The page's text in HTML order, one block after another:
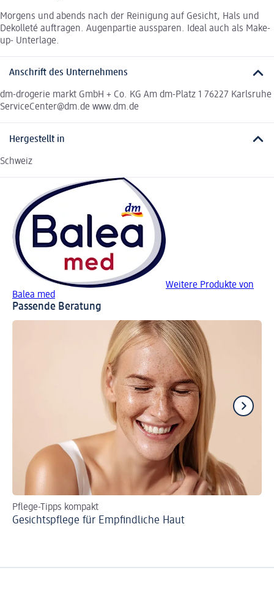
Morgens und abends nach der Reinigung auf Gesicht, Hals und
Dekolleté auftragen. Augenpartie aussparen. Ideal auch als Make-
up- Unterlage.
Anschrift des Unternehmens
dm-drogerie markt GmbH + Co. KG Am dm-Platz 1 76227 Karlsruhe
ServiceCenter@dm.de www.dm.de
Hergestellt in
Schweiz
Weitere Produkte von
Balea med
Passende Beratung
Pflege-Tipps kompakt
Gesichtspflege für Empfindliche Haut